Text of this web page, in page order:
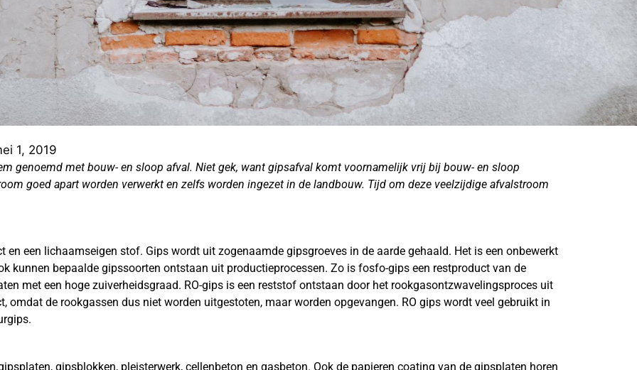
1, 2019
genoemd met bouw- en sloop afval. Niet gek, want gipsafval komt voornamelijk vrij bij bouw- en sloop
goed apart worden verwerkt en zelfs worden ingezet in de landbouw. Tijd om deze veelzijdige afvalstroom
en een lichaamseigen stof. Gips wordt uit zogenaamde gipsgroeves in de aarde gehaald. Het is een onbewerkt
kunnen bepaalde gipssoorten ontstaan uit productieprocessen. Zo is fosfo-gips een restproduct van de
met een hoge zuiverheidsgraad. RO-gips is een reststof ontstaan door het rookgasontzwavelingsproces uit
omdat de rookgassen dus niet worden uitgestoten, maar worden opgevangen. RO gips wordt veel gebruikt in
gipsblokken, pleisterwerk, cellenbeton en gasbeton. Ook de papieren coating van de gipsplaten horen